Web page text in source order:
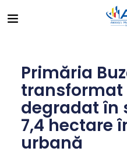
Primăria
transformat
degradat în
7,4 hectare
urbană